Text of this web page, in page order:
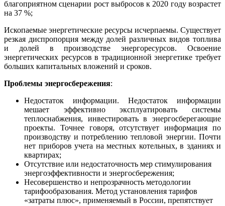
благоприятном сценарии рост выбросов к 2020 году возрастет
на 37 %;
Ископаемые энергетические ресурсы исчерпаемы. Существует
резкая диспропорция между долей различных видов топлива
и долей в производстве энергоресурсов. Освоение
энергетических ресурсов в традиционной энергетике требует
больших капитальных вложений и сроков.
Проблемы энергосбережения:
Недостаток информации. Недостаток информации
мешает эффективно эксплуатировать системы
теплоснабжения, инвестировать в энергосберегающие
проекты. Точнее говоря, отсутствует информация по
производству и потреблению тепловой энергии. Почти
нет приборов учета на местных котельных, в зданиях и
квартирах;
Отсутствие или недостаточность мер стимулирования
энергоэффективности и энергосбережения;
Несовершенство и непрозрачность методологии
тарифообразования. Метод установления тарифов
«затраты плюс», применяемый в России, препятствует